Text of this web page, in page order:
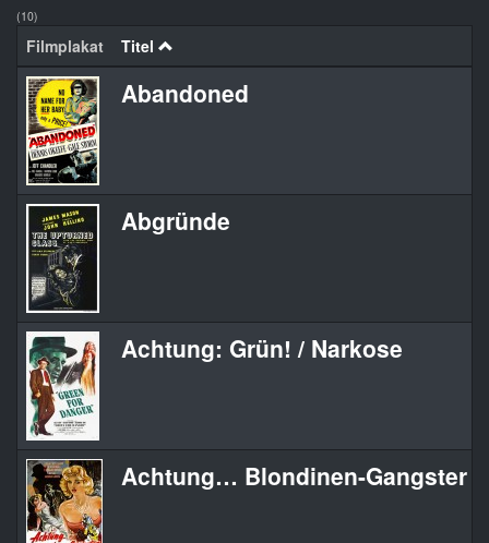
(10)
Filmplakat Titel
Abandoned
Abgründe
Achtung: Grün! / Narkose
Achtung… Blondinen-Gangster